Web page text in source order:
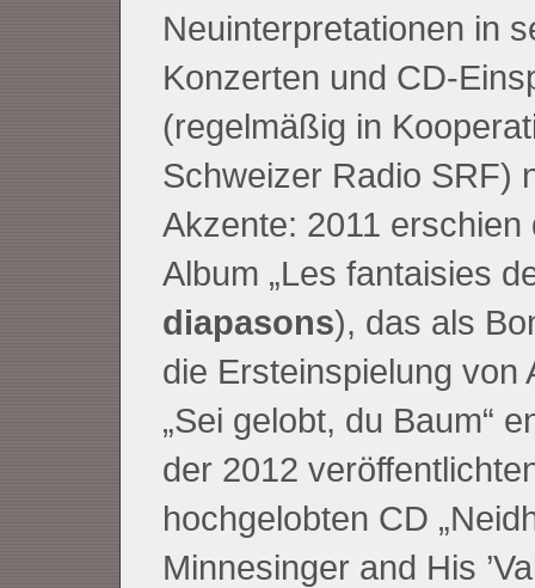
Neuinterpretationen in
Konzerten und CD-
(regelmäßig in
Schweizer Radio SRF)
Akzente: 2011 erschien
Album „Les fantaisies
diapasons), das als
die Ersteinspielung von
„Sei gelobt, du Baum“
der 2012
hochgelobten CD
Minnesinger and His